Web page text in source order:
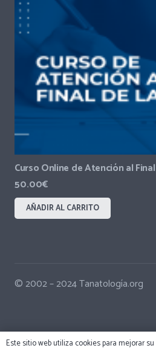
Curso Online de Atención al
50.00€
AÑADIR AL CARRITO
© 2002 – 2024 Tanatología.org
Este sitio web utiliza cookies para mejorar su